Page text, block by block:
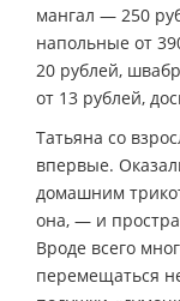
мангал — 250
напольные от
20 рублей,
от 13 рублей,
Татьяна со
впервые.
домашним
она, — и
Вроде всего
перемещаться